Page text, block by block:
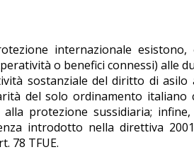
internazionale
o benefici connessi) alle
sostanziale del diritto di
del solo ordinamento
protezione sussidiaria;
introdotto nella direttiva
78 TFUE.